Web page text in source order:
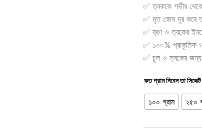
✅ ত্বককে গভীর
✅ মৃত কোষ দূর করে
✅ ব্রণ ও ত্বকের
✅ ১০০% প্রাকৃতিক ও
✅ চুল ও ত্বকের জন্য
কত গ্রাম নিবেন তা
১০০ গ্রাম ২৫০